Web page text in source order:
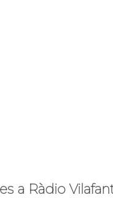
a Ràdio